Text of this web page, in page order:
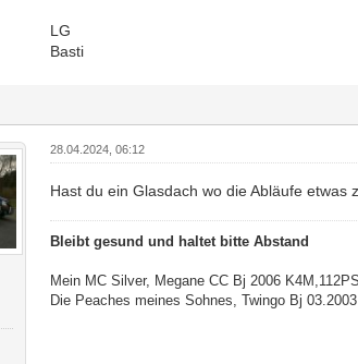
LG
Basti
28.04.2024, 06:12
Hast du ein Glasdach wo die Abläufe
Bleibt gesund und haltet bitte Abstand
Mein MC Silver, Megane CC Bj 2006
Die Peaches meines Sohnes, Twingo Bj